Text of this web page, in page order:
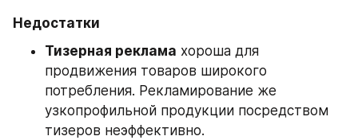
Недостатки
Тизерная реклама хороша для
продвижения товаров широкого
потребления. Рекламирование же
узкопрофильной продукции посредством
тизеров неэффективно.